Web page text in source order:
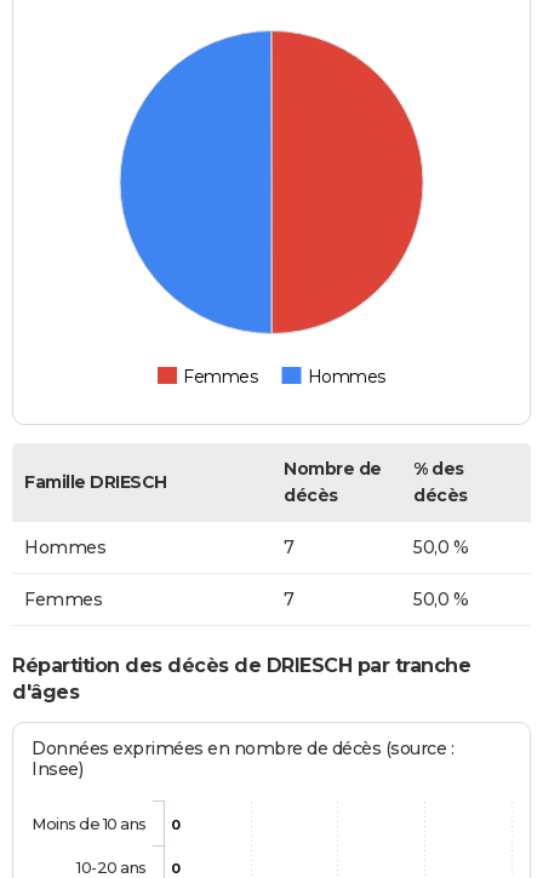
Femmes Hommes
Famille DRIESCH
Nombre de
décès
% des
décès
Hommes 7 50,0 %
Femmes 7 50,0 %
Répartition des décès de DRIESCH par tranche
d'âges
Données exprimées en nombre de décès (source :
Insee)
0
0
Moins de 10 ans
10-20 ans